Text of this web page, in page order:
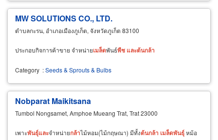
MW SOLUTIONS CO., LTD.
ตำบลกะรน, อำเภอเมืองภูเก็ต, จังหวัดภูเก็ต 83100
ประกอบกิจการค้าขาย จำหน่ายเมล็ดพันธ์พืช และต้นกล้า
Category :Seeds & Sprouts & Bulbs
Nobparat Maikitsana
Tumbol Nongsamet, Amphoe Mueang Trat, Trat 23000
เพาะพันธุ์และจำหน่ายกล้าไม้หอม(ไม้กฤษณา) มีทั้งต้นกล้า เมล็ดพันธุ์หม้อ